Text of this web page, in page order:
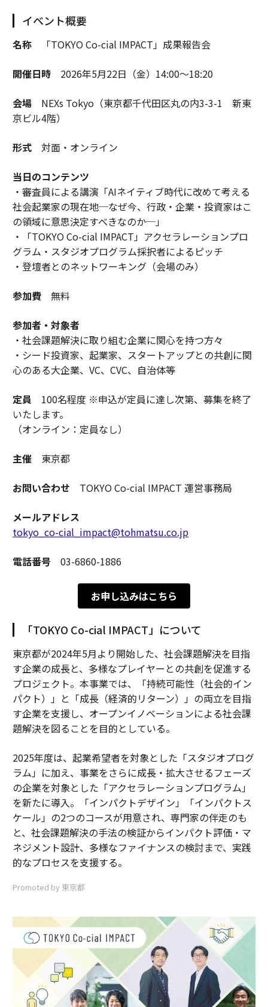
イベント概要
名称「TOKYO Co-cial IMPACT」成果報告会
開催日時2026年5月22日（金）14:00～18:20
会場NEXs Tokyo（東京都千代田区丸の内3-3-1 新東
京ビル4階）
形式対面・オンライン
当日のコンテンツ
・審査員による講演「AIネイティブ時代に改めて考える
社会起業家の現在地─なぜ今、行政・企業・投資家はこ
の領域に意思決定すべきなのか─」
・「TOKYO Co-cial IMPACT」アクセラレーションプロ
グラム・スタジオプログラム採択者によるピッチ
・登壇者とのネットワーキング（会場のみ）
参加費無料
参加者・対象者
・社会課題解決に取り組む企業に関心を持つ方々
・シード投資家、起業家、スタートアップとの共創に関
心のある大企業、VC、CVC、自治体等
定員 100名程度 ※申込が定員に達し次第、募集を終了
いたします。
（オンライン：定員なし）
主催東京都
お問い合わせ TOKYO Co-cial IMPACT 運営事務局
メールアドレス
tokyo_co-cial_impact@tohmatsu.co.jp
電話番号 03-6860-1886
お申し込みはこちら
「TOKYO Co-cial IMPACT」について
東京都が2024年5月より開始した、社会課題解決を目指
す企業の成長と、多様なプレイヤーとの共創を促進する
プロジェクト。本事業では、「持続可能性（社会的イン
パクト）」と「成長（経済的リターン）」の両立を目指
す企業を支援し、オープンイノベーションによる社会課
題解決を図ることを目的としている。
2025年度は、起業希望者を対象とした「スタジオプログ
ラム」に加え、事業をさらに成長・拡大させるフェーズ
の企業を対象とした「アクセラレーションプログラム」
を新たに導入。「インパクトデザイン」「インパクトス
ケール」の2つのコースが用意され、専門家の伴走のも
と、社会課題解決の手法の検証からインパクト評価・マ
ネジメント設計、多様なファイナンスの検討まで、実践
的なプロセスを支援する。
Promoted by 東京都